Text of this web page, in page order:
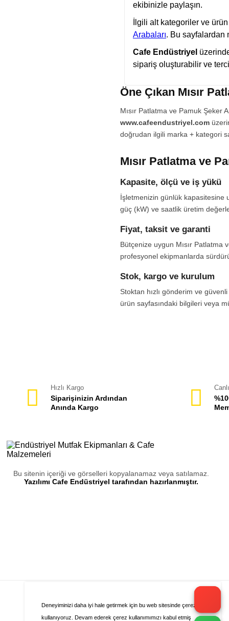
Deneyiminizi daha iyi hale getirmek için bu web sitesinde çerezleri
kullanıyoruz. Devam ederek çerez kullanımımızı kabul etmiş
ekibinizle paylaşın.
İlgili alt kategoriler ve
Arabaları. Bu sayfalardan
Cafe Endüstriyel
sipariş oluşturabilir ve
Öne Çıkan Mısır
Mısır Patlatma ve Pamuk Şeker
www.cafeendustriyel.com
doğrudan ilgili marka + kategori
Mısır Patlatma ve
Kapasite, ölçü ve iş yükü
İşletmenizin günlük kapasitesine
güç (kW) ve saatlik üretim
Fiyat, taksit ve garanti
Bütçenize uygun Mısır Patlatma
profesyonel ekipmanlarda
Stok, kargo ve kurulum
Stoktan hızlı gönderim ve
ürün sayfasındaki bilgileri veya
Hızlı Kargo
Siparişinizin Ardından
Anında Kargo
Bu sitenin içeriği ve görselleri kopyalanamaz veya satılamaz.
Yazılımı Cafe Endüstriyel tarafından hazırlanmıştır.